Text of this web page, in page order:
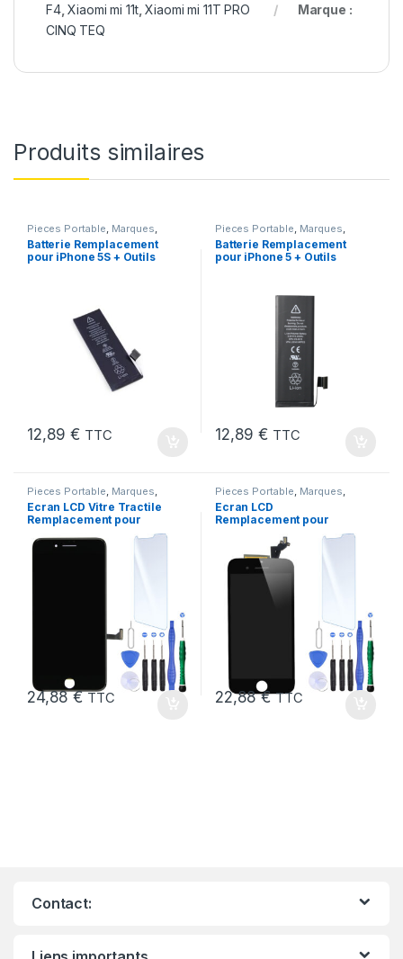
F4,Xiaomi mi 11t,Xiaomi mi 11T PRO
Marque :
CINQ TEQ
Produits similaires
Pieces Portable Marques
Apple iPhone 5s Batteries et
chargeurs,Batteries Apple
Batterie Remplacement
pour iPhone 5S + Outils
12,89€ TTC
Pieces Portable Marques
Apple iPhone 5 , Batteries et
chargeurs,Batteries Apple
Batterie Remplacement
pour iPhone 5 + Outils
12,89€ TTC
Pieces Portable Marques
Apple iPhone 7
Ecran LCD Vitre Tractile
Remplacement pour
24,88€ TTC
Pieces Portable Marques
Apple iPhone 6S Plus
Ecran LCD
Remplacement pour
+Verre Trempe +Outils
22,88€ TTC
Contact: